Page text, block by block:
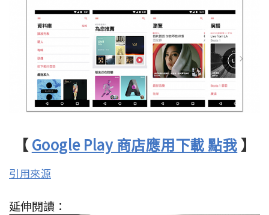
【Google Play 商店應用下載 點我 】
引用來源
延伸閱讀：